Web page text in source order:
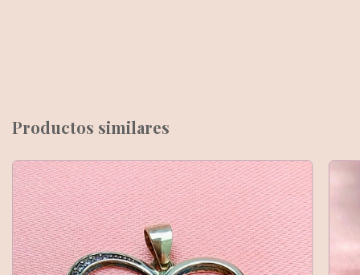
Productos similares